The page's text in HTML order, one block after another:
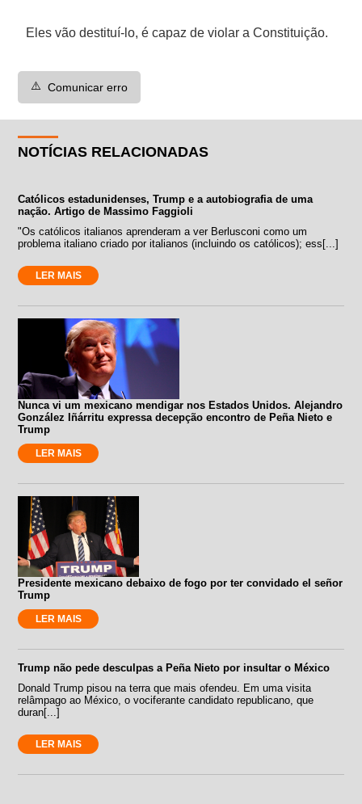
Eles vão destituí-lo, é capaz de violar a Constituição.
⚠️ Comunicar erro
NOTÍCIAS RELACIONADAS
Católicos estadunidenses, Trump e a autobiografia de uma
nação. Artigo de Massimo Faggioli
"Os católicos italianos aprenderam a ver Berlusconi como um
problema italiano criado por italianos (incluindo os católicos); ess[...]
LER MAIS
Nunca vi um mexicano mendigar nos Estados Unidos. Alejandro
González Iñárritu expressa decepção encontro de Peña Nieto e
Trump
LER MAIS
Presidente mexicano debaixo de fogo por ter convidado el señor
Trump
LER MAIS
Trump não pede desculpas a Peña Nieto por insultar o México
Donald Trump pisou na terra que mais ofendeu. Em uma visita
relâmpago ao México, o vociferante candidato republicano, que
duran[...]
LER MAIS